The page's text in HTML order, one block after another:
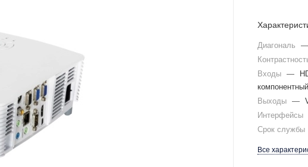
Диагональ —
Входы —
Выходы —
Интерфейсы
Срок службы
Все